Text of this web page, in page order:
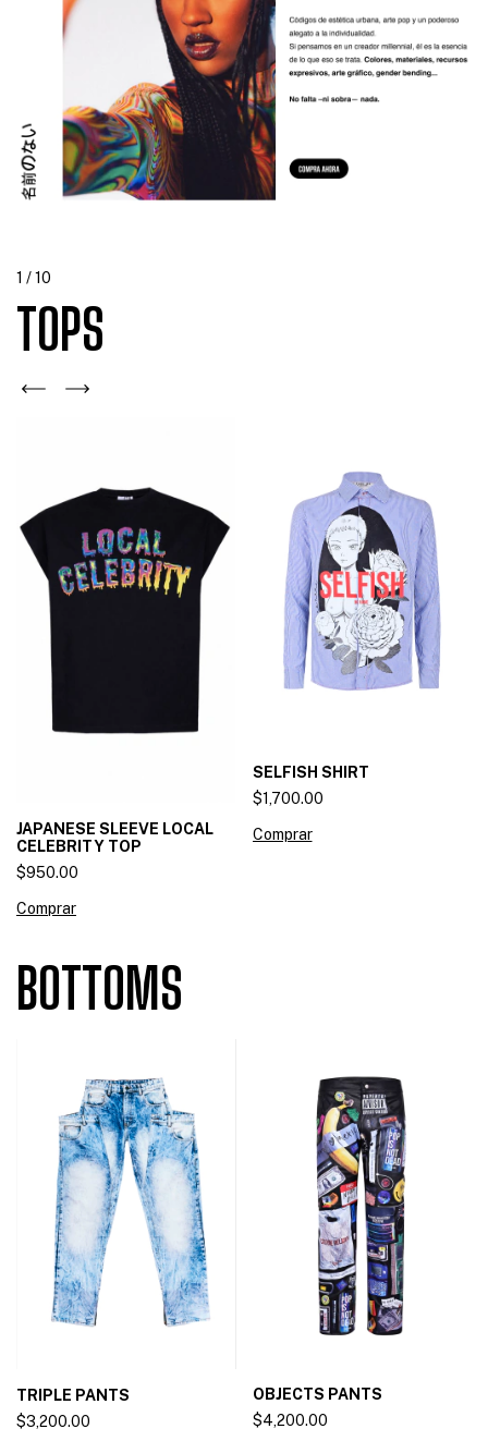
1 /10
TOPS
JAPANESE SLEEVE LOCAL
CELEBRITY TOP
$950.00
Comprar
SELFISH SHIRT
$1,700.00
Comprar
BOTTOMS
TRIPLE PANTS
$3,200.00
OBJECTS PANTS
$4,200.00